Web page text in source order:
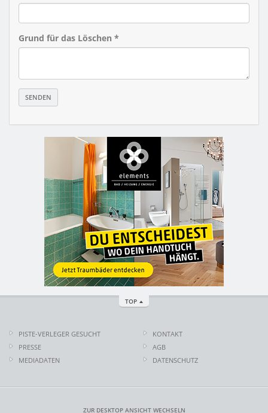
Grund für das Löschen *
TOP
PISTE-VERLEGER GESUCHT
PRESSE
MEDIADATEN
KONTAKT
AGB
DATENSCHUTZ
ZUR DESKTOP ANSICHT WECHSELN